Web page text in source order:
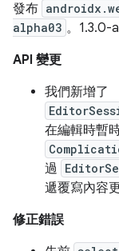
發布
alpha03 。1.3.0-
API 變更
我們新增了
在編輯時暫
過
遞覆寫內容
修正錯誤